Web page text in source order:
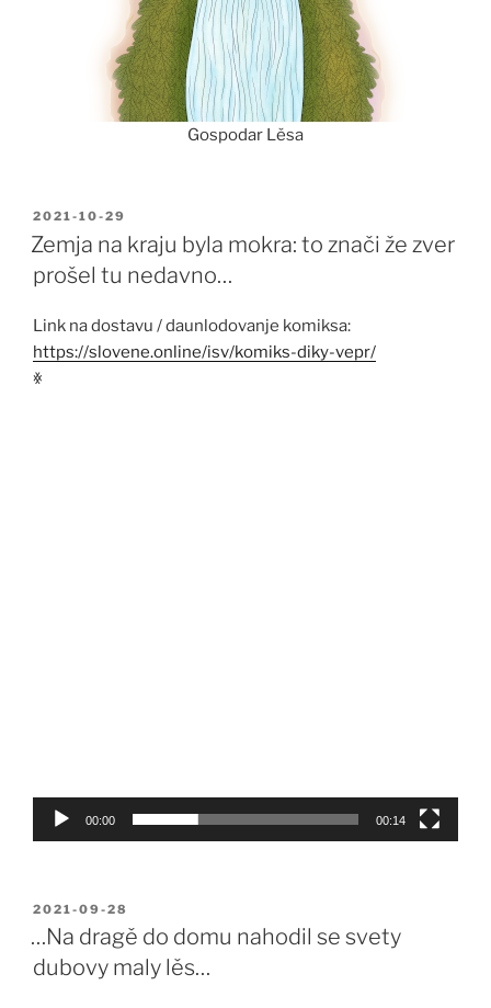
​Gospodar Lěsa
POSTED
ON
2021-10-29
Zemja na kraju byla mokra: to znači že zver
prošel tu nedavno…
Link na dostavu / daunlodovanje komiksa:
https://slovene.online/isv/komiks-diky-vepr/
ꏍ
00:00 00:14
POSTED
ON
2021-09-28
…Na dragě do domu nahodil se svety
dubovy maly lěs…